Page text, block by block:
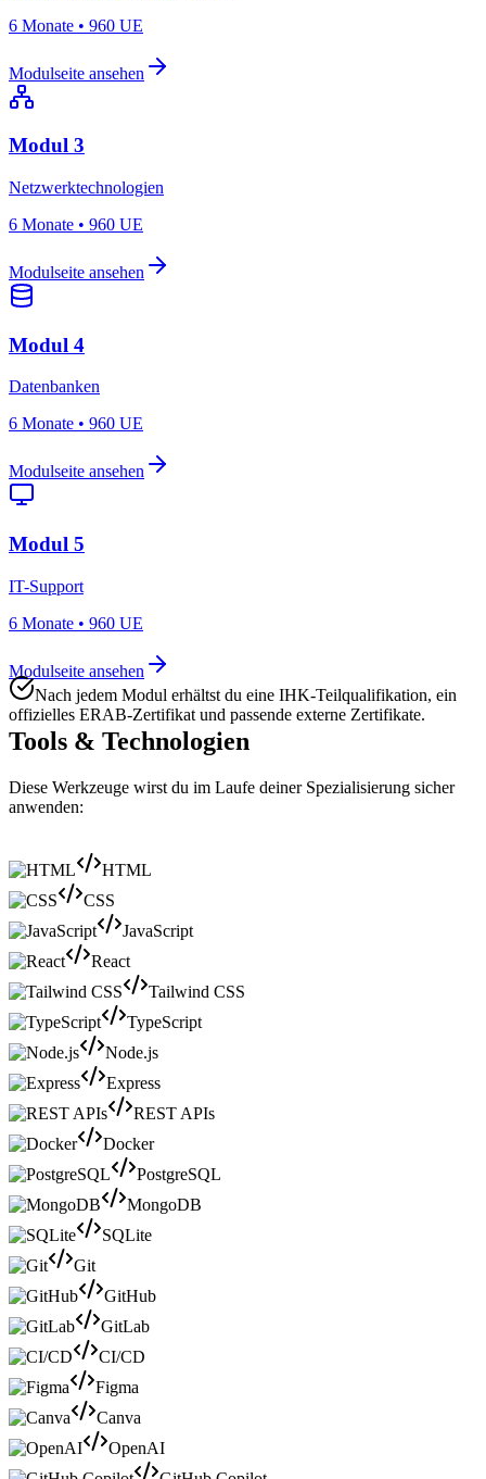
6 Monate • 960 UE
Modulseite ansehen
Modul 3
Netzwerktechnologien
6 Monate • 960 UE
Modulseite ansehen
Modul 4
Datenbanken
6 Monate • 960 UE
Modulseite ansehen
Modul 5
IT-Support
6 Monate • 960 UE
Modulseite ansehen
Nach jedem Modul erhältst du eine IHK-Teilqualifikation, ein
offizielles ERAB-Zertifikat und passende externe Zertifikate.
Tools & Technologien
Diese Werkzeuge wirst du im Laufe deiner Spezialisierung sicher
anwenden:
HTML
CSS
JavaScript
React
Tailwind CSS
TypeScript
Node.js
Express
REST APIs
Docker
PostgreSQL
MongoDB
SQLite
Git
GitHub
GitLab
CI/CD
Figma
Canva
OpenAI